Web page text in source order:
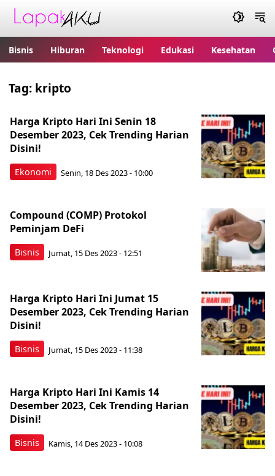
Bisnis Hiburan Teknologi Edukasi Kesehatan
Tag: kripto
Ekonomi
Harga Kripto Hari Ini Senin 18
Desember 2023, Cek Trending Harian
Disini!
Senin, 18 Des 2023 - 10:00
Bisnis
Compound (COMP) Protokol
Peminjam DeFi
Jumat, 15 Des 2023 - 12:51
Bisnis
Harga Kripto Hari Ini Jumat 15
Desember 2023, Cek Trending Harian
Disini!
Jumat, 15 Des 2023 - 11:38
Bisnis
Harga Kripto Hari Ini Kamis 14
Desember 2023, Cek Trending Harian
Disini!
Kamis, 14 Des 2023 - 10:08